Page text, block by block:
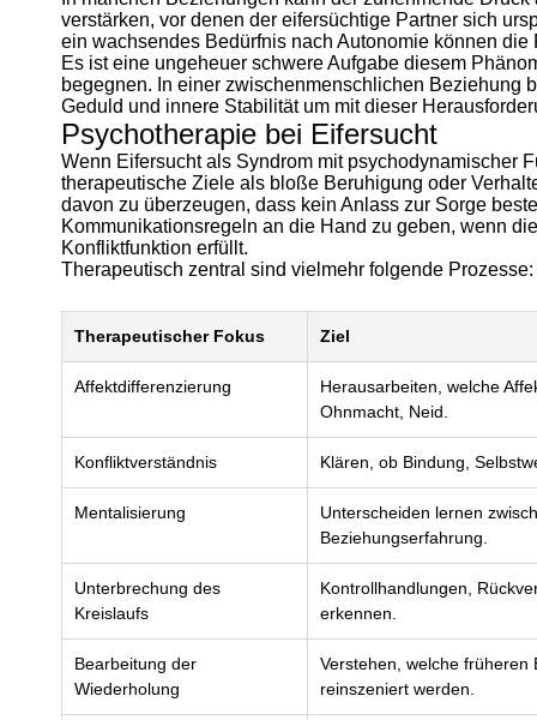
verstärken, vor denen der eifersüchtige Partner sich
ein wachsendes Bedürfnis nach Autonomie können die
Es ist eine ungeheuer schwere Aufgabe diesem
begegnen. In einer zwischenmenschlichen Beziehung
Geduld und innere Stabilität um mit dieser
Psychotherapie bei Eifersucht
Wenn Eifersucht als Syndrom mit psychodynamischer
therapeutische Ziele als bloße Beruhigung oder
davon zu überzeugen, dass kein Anlass zur Sorge
Kommunikationsregeln an die Hand zu geben, wenn
Konfliktfunktion erfüllt.
Therapeutisch zentral sind vielmehr folgende Prozesse:
Therapeutischer Fokus Ziel
Affektdifferenzierung
Herausarbeiten, welche
Ohnmacht, Neid.
Konfliktverständnis Klären, ob Bindung,
Mentalisierung
Unterscheiden lernen
Beziehungserfahrung.
Unterbrechung des
Kreislaufs
Kontrollhandlungen,
erkennen.
Bearbeitung der
Wiederholung
Verstehen, welche
reinszeniert werden.